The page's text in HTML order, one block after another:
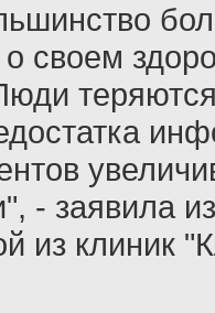
своем
- заявила
из клиник